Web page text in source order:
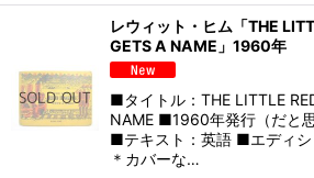
レウィット・ヒム「THE
GETS A NAME」1960年
■タイトル：THE LITTLE
NAME ■1960年発行（だと
■テキスト：英語 ■エディシ
＊カバーな…